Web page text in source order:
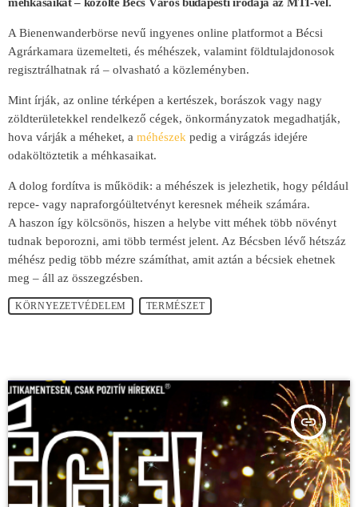
A Bienenwanderbörse nevű ingyenes online platformot a Bécsi
Agrárkamara üzemelteti, és méhészek, valamint földtulajdonosok
regisztrálhatnak rá – olvasható a közleményben.
Mint írják, az online térképen a kertészek, borászok vagy nagy
zöldterületekkel rendelkező cégek, önkormányzatok megadhatják,
hova várják a méheket, a méhészek pedig a virágzás idejére
odaköltöztetik a méhkasaikat.
A dolog fordítva is működik: a méhészek is jelezhetik, hogy például
repce- vagy napraforgóültetvényt keresnek méheik számára.
A haszon így kölcsönös, hiszen a helybe vitt méhek több növényt
tudnak beporozni, ami több termést jelent. Az Bécsben lévő hétszáz
méhész pedig több mézre számíthat, amit aztán a bécsiek ehetnek
meg – áll az összegzésben.
KÖRNYEZETVÉDELEM TERMÉSZET
insert_link